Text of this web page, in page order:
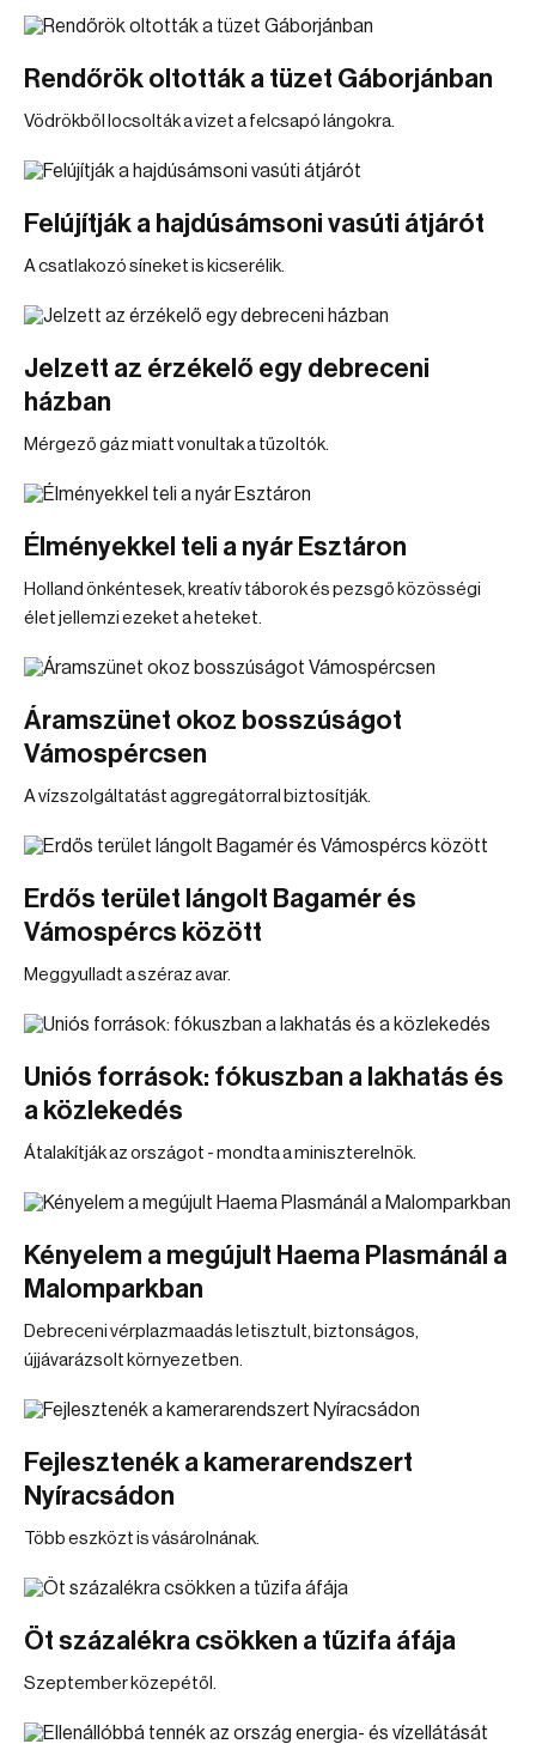
Rendőrök oltották a tüzet Gáborjánban
Vödrökből locsolták a vizet a felcsapó lángokra.
Felújítják a hajdúsámsoni vasúti átjárót
A csatlakozó síneket is kicserélik.
Jelzett az érzékelő egy debreceni
házban
Mérgező gáz miatt vonultak a tűzoltók.
Élményekkel teli a nyár Esztáron
Holland önkéntesek, kreatív táborok és pezsgő közösségi
élet jellemzi ezeket a heteket.
Áramszünet okoz bosszúságot
Vámospércsen
A vízszolgáltatást aggregátorral biztosítják.
Erdős terület lángolt Bagamér és
Vámospércs között
Meggyulladt a széraz avar.
Uniós források: fókuszban a lakhatás és
a közlekedés
Átalakítják az országot - mondta a miniszterelnök.
Kényelem a megújult Haema Plasmánál a
Malomparkban
Debreceni vérplazmaadás letisztult, biztonságos,
újjávarázsolt környezetben.
Fejlesztenék a kamerarendszert
Nyíracsádon
Több eszközt is vásárolnának.
Öt százalékra csökken a tűzifa áfája
Szeptember közepétől.